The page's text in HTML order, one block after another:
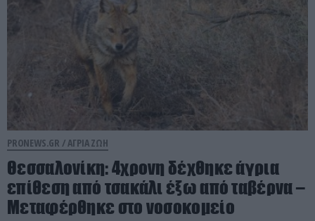
PRONEWS.GR /ΑΓΡΙΑ ΖΩΗ
Θεσσαλονίκη: 4χρονη δέχθηκε άγρια
επίθεση από τσακάλι έξω από ταβέρνα –
Μεταφέρθηκε στο νοσοκομείο